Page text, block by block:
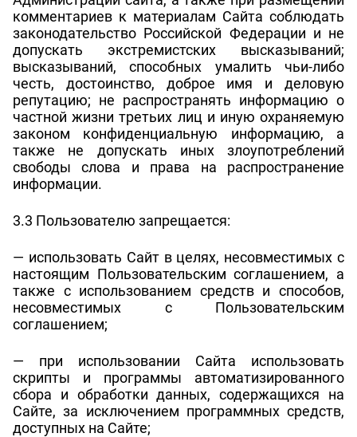
комментариев к материалам Сайта соблюдать
законодательство Российской Федерации и не
допускать экстремистских высказываний;
высказываний, способных умалить чьи-либо
честь, достоинство, доброе имя и деловую
репутацию; не распространять информацию о
частной жизни третьих лиц и иную охраняемую
законом конфиденциальную информацию, а
также не допускать иных злоупотреблений
свободы слова и права на распространение
информации.
3.3 Пользователю запрещается:
— использовать Сайт в целях, несовместимых с
настоящим Пользовательским соглашением, а
также с использованием средств и способов,
несовместимых с Пользовательским
соглашением;
— при использовании Сайта использовать
скрипты и программы автоматизированного
сбора и обработки данных, содержащихся на
Сайте, за исключением программных средств,
доступных на Сайте;